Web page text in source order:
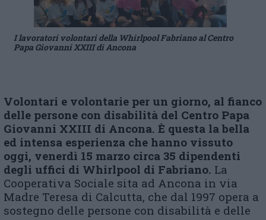
I lavoratori volontari della Whirlpool Fabriano al Centro
Papa Giovanni XXIII di Ancona
Volontari e volontarie per un giorno, al fianco
delle persone con disabilità del Centro Papa
Giovanni XXIII di Ancona. È questa la bella
ed intensa esperienza che hanno vissuto
oggi, venerdì 15 marzo circa 35 dipendenti
degli uffici di Whirlpool di Fabriano. La
Cooperativa Sociale sita ad Ancona in via
Madre Teresa di Calcutta, che dal 1997 opera a
sostegno delle persone con disabilità e delle